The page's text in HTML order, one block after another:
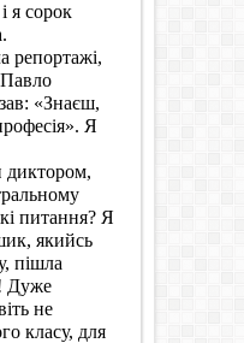
я сорок
репортажі,
Павло
«Знаєш,
Я
диктором,
питання? Я
якийсь
пішла
Дуже
не
класу, для